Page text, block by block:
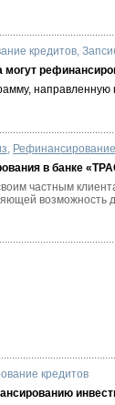
кредитов,
могут
,
в банке
частным
возможность
кредитов